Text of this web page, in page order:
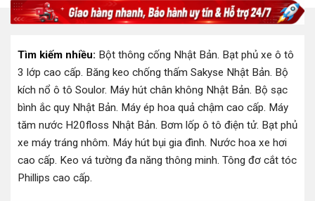
Tìm kiếm nhiều: Bột thông cống Nhật Bản. Bạt phủ xe ô tô
3 lớp cao cấp. Băng keo chống thấm Sakyse Nhật Bản. Bộ
kích nổ ô tô Soulor. Máy hút chân không Nhật Bản. Bộ sạc
bình ắc quy Nhật Bản. Máy ép hoa quả chậm cao cấp. Máy
tăm nước H20floss Nhật Bản. Bơm lốp ô tô điện tử. Bạt phủ
xe máy tráng nhôm. Máy hút bụi gia đình. Nước hoa xe hơi
cao cấp. Keo vá tường đa năng thông minh. Tông đơ cắt tóc
Phillips cao cấp.